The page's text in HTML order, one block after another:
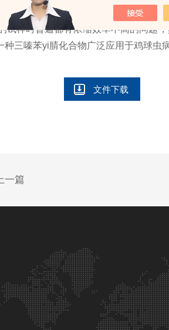
样时普遍都有浓缩效率不高的问题
三嗪苯yi腈化合物广泛应用于鸡球虫
文件下载
上一篇